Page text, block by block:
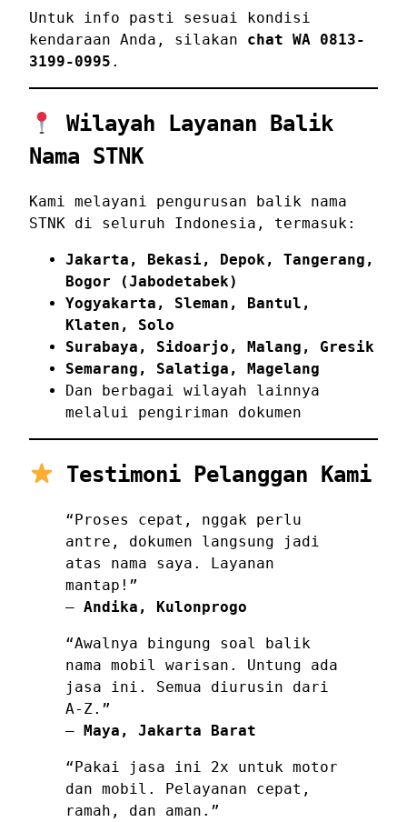
Untuk info pasti sesuai kondisi
kendaraan Anda, silakan chat WA 0813-
3199-0995 .
Wilayah Layanan Balik
Nama STNK
Kami melayani pengurusan balik nama
STNK di seluruh Indonesia, termasuk:
Jakarta, Bekasi, Depok, Tangerang,
Bogor (Jabodetabek)
Yogyakarta, Sleman, Bantul,
Klaten, Solo
Surabaya, Sidoarjo, Malang, Gresik
Semarang, Salatiga, Magelang
Dan berbagai wilayah lainnya
melalui pengiriman dokumen
Testimoni Pelanggan Kami
“Proses cepat, nggak perlu
antre, dokumen langsung jadi
atas nama saya. Layanan
mantap!”
— Andika, Kulonprogo
“Awalnya bingung soal balik
nama mobil warisan. Untung ada
jasa ini. Semua diurusin dari
A-Z.”
— Maya, Jakarta Barat
“Pakai jasa ini 2x untuk motor
dan mobil. Pelayanan cepat,
ramah, dan aman.”